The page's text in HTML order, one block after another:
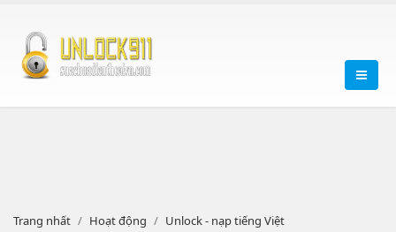
Trang nhất Hoạt động Unlock - nạp tiếng Việt